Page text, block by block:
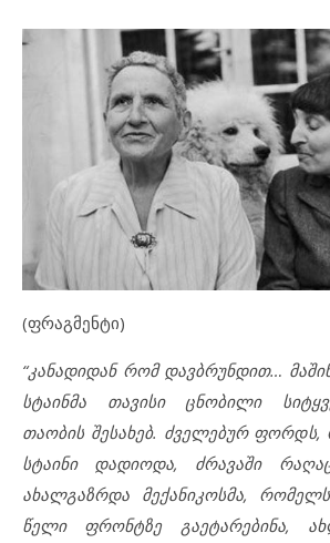
(ფრაგმენტი)
“კანადიდან რომ დავბრუნდით…
სტაინმა თავისი ცნობილი
თაობის შესახებ. ძველებურ ფორდს,
სტაინი დადიოდა, ძრავაში
ახალგაზრდა მექანიკოსმა,
წელი ფრონტზე გაეტარებინა,